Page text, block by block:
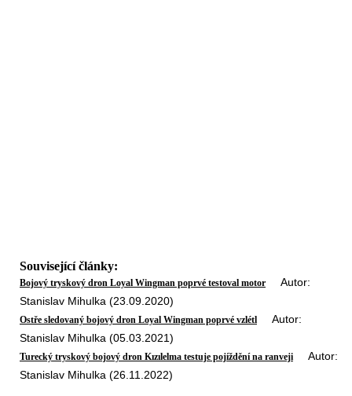
Související články:
Bojový tryskový dron Loyal Wingman poprvé testoval motor Autor:
Stanislav Mihulka (23.09.2020)
Ostře sledovaný bojový dron Loyal Wingman poprvé vzlétl Autor:
Stanislav Mihulka (05.03.2021)
Turecký tryskový bojový dron Kızılelma testuje pojíždění na ranveji Autor:
Stanislav Mihulka (26.11.2022)